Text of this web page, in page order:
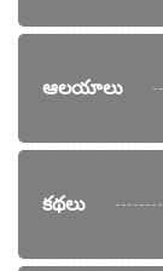
ఆలయాలు
కథలు